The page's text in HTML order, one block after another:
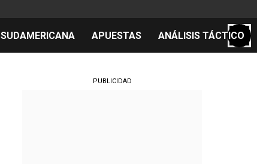
SUDAMERICANA APUESTAS ANÁLISIS TÁCTICO
PUBLICIDAD